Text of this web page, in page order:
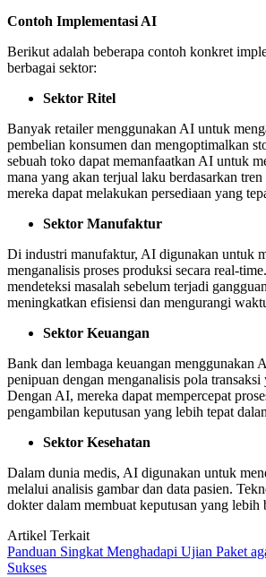
Contoh Implementasi AI
Berikut adalah beberapa contoh konkret
berbagai sektor:
Sektor Ritel
Banyak retailer menggunakan AI untuk
pembelian konsumen dan mengoptimalkan
sebuah toko dapat memanfaatkan AI untuk
mana yang akan terjual laku berdasarkan
mereka dapat melakukan persediaan yang
Sektor Manufaktur
Di industri manufaktur, AI digunakan untuk
menganalisis proses produksi secara real-
mendeteksi masalah sebelum terjadi
meningkatkan efisiensi dan mengurangi
Sektor Keuangan
Bank dan lembaga keuangan menggunakan
penipuan dengan menganalisis pola
Dengan AI, mereka dapat mempercepat
pengambilan keputusan yang lebih tepat
Sektor Kesehatan
Dalam dunia medis, AI digunakan untuk
melalui analisis gambar dan data pasien.
dokter dalam membuat keputusan yang lebih
Artikel Terkait
Panduan Singkat Menghadapi Ujian Paket
Sukses